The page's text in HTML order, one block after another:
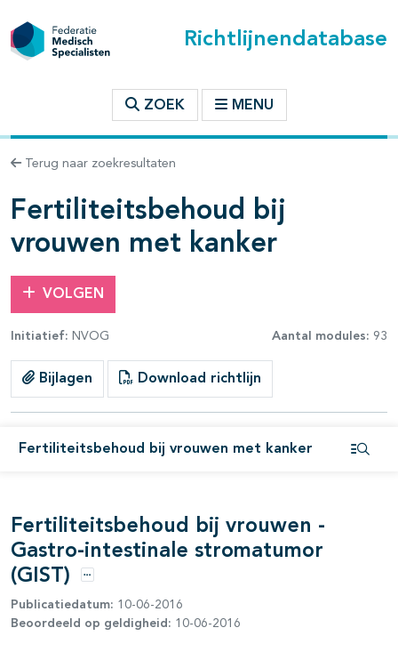
Richtlijnendatabase
ZOEK MENU
Terug naar zoekresultaten
Fertiliteitsbehoud bij
vrouwen met kanker
VOLGEN
Initiatief: NVOG Aantal modules: 93
Bijlagen Download richtlijn
Fertiliteitsbehoud bij vrouwen met kanker
binnen deze richtlijn
open- en dichtklappen
open- en dichtklappen
open- en dichtklappen
open- en dichtklappen
open- en dichtklappen
open- en dichtklappen
Fertiliteitsbehoud bij vrouwen -
Gastro-intestinale stromatumor
(GIST)
Opties
Publicatiedatum: 10-06-2016
Beoordeeld op geldigheid: 10-06-2016